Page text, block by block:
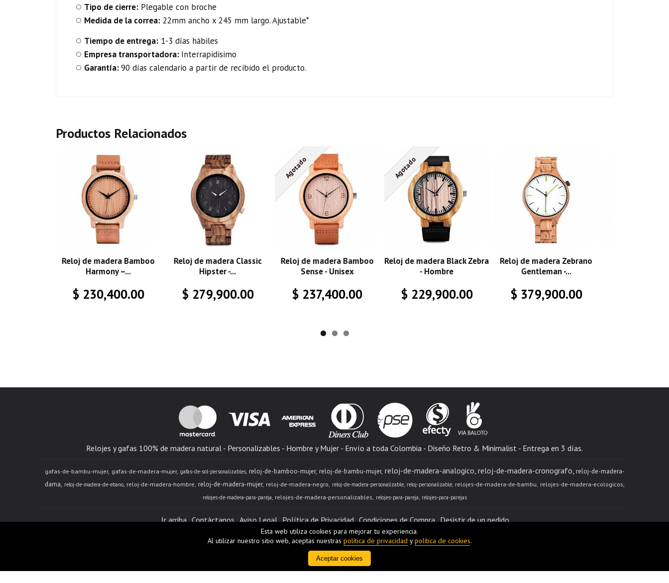
Esta web utiliza cookies para mejorar tu experiencia.
Al utilizar nuestro sitio web, aceptas nuestras política de privacidad ypolítica de cookies.
Aceptar cookies
Tipo de cierre:Plegable con broche
Medida de la correa:22mm ancho x 245 mm largo. Ajustable*
Tiempo de entrega:1-3 días hábiles
Empresa transportadora: Interrapidisimo
Garantía:90 días calendario a partir de recibido el producto.
Productos Relacionados
Reloj de madera Bamboo
Harmony –...
$ 230,400.00
Reloj de madera Classic
Hipster -...
$ 279,900.00
Agotado
Reloj de madera Bamboo
Sense - Unisex
$ 237,400.00
Agotado
Reloj de madera Black Zebra
- Hombre
$ 229,900.00
Reloj de madera Zebrano
Gentleman -...
$ 379,900.00
Relojes y gafas 100% de madera natural - Personalizables - Hombre y Mujer - Envío a toda Colombia - Diseño Retro & Minimalist - Entrega en 3 días.
gafas-de-bambu-mujer gafas-de-madera-mujer gafas-de-sol-personalizables reloj-de-bamboo-mujer reloj-de-bambu-mujer reloj-de-madera-analogico reloj-de-madera-cronografo reloj-de-madera-
dama
reloj-de-madera-de-ebano reloj-de-madera-hombre reloj-de-madera-mujer reloj-de-madera-negro reloj-de-madera-personalizable reloj-personalizable relojes-de-madera-de-bambu relojes-de-madera-ecologicos
relojes-de-madera-para-pareja relojes-de-madera-personalizables relojes-para-pareja relojes-para-parejas
Ir arriba Contáctanos Aviso Legal Política de Privacidad Condiciones de Compra Desistir de un pedido
* - Bogotá, Cundinamarca - (Colombia) | info@unbox.com.co |319-3092457|Tiempo de Entrega:
(*) Precios con Impuestos incluidos